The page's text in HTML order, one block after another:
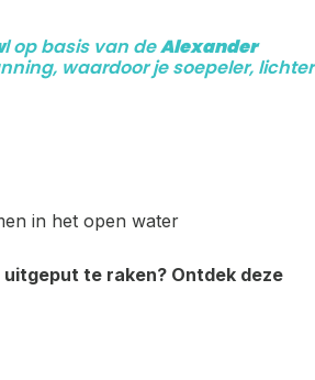
l op basis van deAlexander
waardoor je soepeler, lichter
in het open water
te raken? Ontdek deze